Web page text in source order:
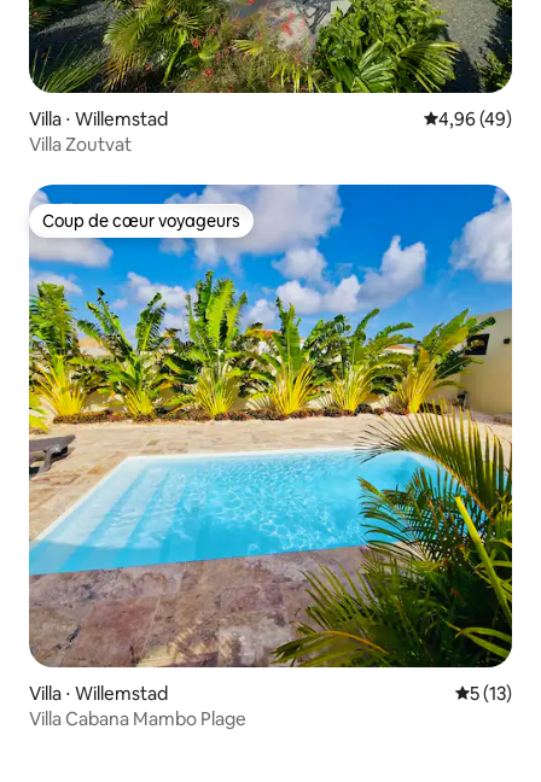
Villa ⋅ Willemstad Évaluation
4,96 (49)
Villa Zoutvat
Coup de cœur voyageurs
Coup de cœur voyageurs
Villa ⋅ Willemstad
5 (13)
Villa Cabana Mambo Plage